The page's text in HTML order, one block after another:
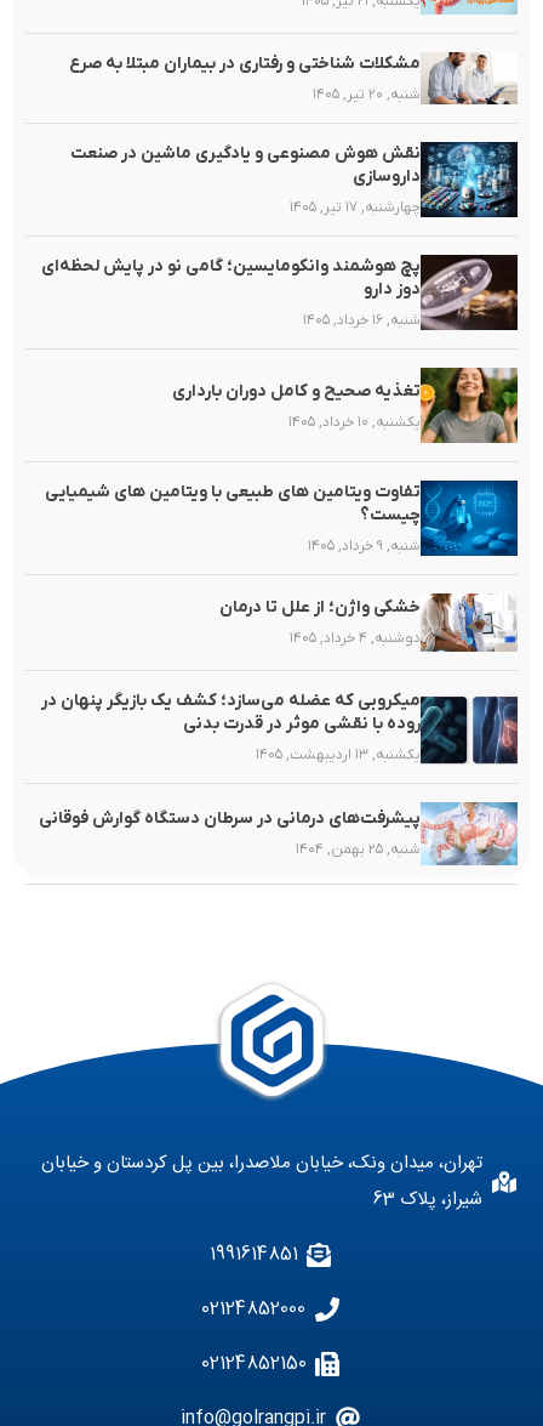
مشکلات شناختی و رفتاری در بیماران مبتلا به صرع
شنبه, ۲۰ تیر, ۱۴۰۵
نقش هوش مصنوعی و یادگیری ماشین در صنعت
داروسازی
چهارشنبه, ۱۷ تیر, ۱۴۰۵
پچ هوشمند وانکومایسین؛ گامی نو در پایش لحظه‌ای
دوز دارو
شنبه, ۱۶ خرداد, ۱۴۰۵
تغذیه صحیح و کامل دوران بارداری
یکشنبه, ۱۰ خرداد, ۱۴۰۵
تفاوت ویتامین های طبیعی با ویتامین های شیمیایی
چیست؟
شنبه, ۹ خرداد, ۱۴۰۵
خشکی واژن؛ از علل تا درمان
دوشنبه, ۴ خرداد, ۱۴۰۵
میکروبی که عضله می‌سازد؛ کشف یک بازیگر پنهان در
روده با نقشی موثر در قدرت بدنی
یکشنبه, ۱۳ اردیبهشت, ۱۴۰۵
پیشرفت‌های درمانی در سرطان دستگاه گوارش فوقانی
شنبه, ۲۵ بهمن, ۱۴۰۴
تهران، میدان ونک، خیابان ملاصدرا، بین پل کردستان و خیابان
شیراز، پلاک 63
1991614851
02124852000
02124852150
info@golrangpi.ir